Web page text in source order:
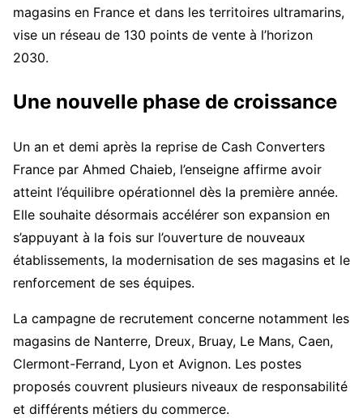
magasins en France et dans les territoires ultramarins,
vise un réseau de 130 points de vente à l’horizon
2030.
Une nouvelle phase de croissance
Un an et demi après la reprise de Cash Converters
France par Ahmed Chaieb, l’enseigne affirme avoir
atteint l’équilibre opérationnel dès la première année.
Elle souhaite désormais accélérer son expansion en
s’appuyant à la fois sur l’ouverture de nouveaux
établissements, la modernisation de ses magasins et le
renforcement de ses équipes.
La campagne de recrutement concerne notamment les
magasins de Nanterre, Dreux, Bruay, Le Mans, Caen,
Clermont-Ferrand, Lyon et Avignon. Les postes
proposés couvrent plusieurs niveaux de responsabilité
et différents métiers du commerce.